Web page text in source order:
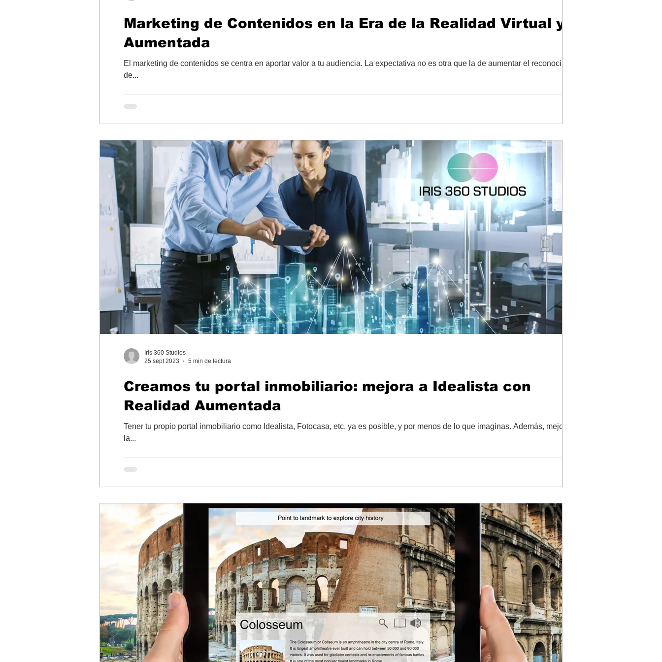
Marketing de Contenidos en la Era de la Realidad Virtual y
Aumentada
El marketing de contenidos se centra en aportar valor a tu audiencia. La expectativa no es otra que la de aumentar el reconocimiento
de...
Creamos tu portal inmobiliario: mejora a Idealista con
Realidad Aumentada
Tener tu propio portal inmobiliario como Idealista, Fotocasa, etc. ya es posible, y por menos de lo que imaginas. Además, mejoramos
la...
Iris 360 Studios
25 sept 2023
5 min de lectura